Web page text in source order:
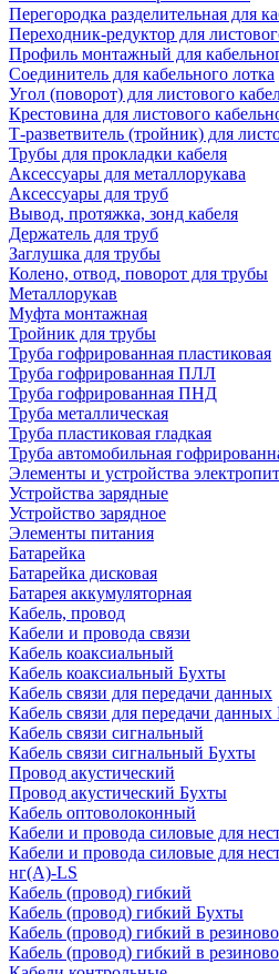
Перегородка разделительная для
Переходник-редуктор для
Профиль монтажный для
Соединитель для кабельного лотка
Угол (поворот) для листового
Крестовина для листового
Т-разветвитель (тройник) для
Трубы для прокладки кабеля
Аксессуары для металлорукава
Аксессуары для труб
Вывод, протяжка, зонд кабеля
Держатель для труб
Заглушка для трубы
Колено, отвод, поворот для трубы
Металлорукав
Муфта монтажная
Тройник для трубы
Труба гофрированная пластиковая
Труба гофрированная ПЛЛ
Труба гофрированная ПНД
Труба металлическая
Труба пластиковая гладкая
Труба автомобильная
Элементы и устройства
Устройства зарядные
Устройство зарядное
Элементы питания
Батарейка
Батарейка дисковая
Батарея аккумуляторная
Кабель, провод
Кабели и провода связи
Кабель коаксиальный
Кабель коаксиальный Бухты
Кабель связи для передачи данных
Кабель связи для передачи
Кабель связи сигнальный
Кабель связи сигнальный Бухты
Провод акустический
Провод акустический Бухты
Кабель оптоволоконный
Кабели и провода силовые для
Кабели и провода силовые для
нг(А)-LS
Кабель (провод) гибкий
Кабель (провод) гибкий Бухты
Кабель (провод) гибкий в
Кабель (провод) гибкий в